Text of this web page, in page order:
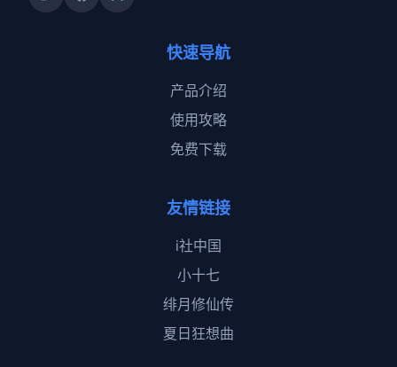
快速导航
产品介绍
使用攻略
免费下载
友情链接
i社中国
小十七
绯月修仙传
夏日狂想曲